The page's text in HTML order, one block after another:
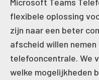
flexibele oplossing
zijn naar een beter
afscheid willen
telefooncentrale. We
welke mogelijkheden